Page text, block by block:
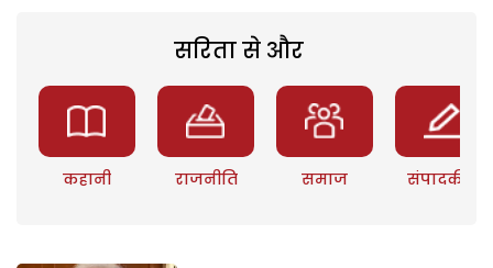
सरिता से और
कहानी राजनीति समाज संपादकीय